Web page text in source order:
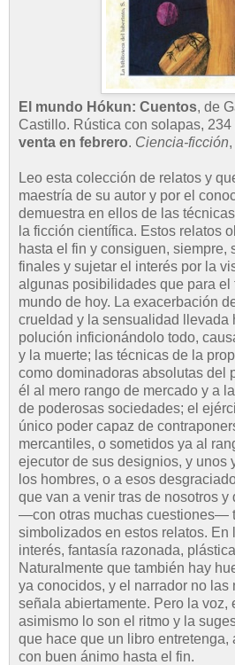
El mundo Hókun: Cuentos, de
Castillo. Rústica con solapas, 234
venta en febrero. Ciencia-ficción
Leo esta colección de relatos y
maestría de su autor y por el
demuestra en ellos de las
la ficción científica. Estos relatos
hasta el fin y consiguen, siempre,
finales y sujetar el interés por la
algunas posibilidades que para el
mundo de hoy. La exacerbación
crueldad y la sensualidad llevada
polución inficionándolo todo,
y la muerte; las técnicas de la
como dominadoras absolutas del
él al mero rango de mercado y a
de poderosas sociedades; el
único poder capaz de
mercantiles, o sometidos ya al
ejecutor de sus designios, y unos
los hombres, o a esos
que van a venir tras de nosotros y
—con otras muchas cuestiones—
simbolizados en estos relatos. En
interés, fantasía razonada,
Naturalmente que también hay
ya conocidos, y el narrador no las
señala abiertamente. Pero la voz,
asimismo lo son el ritmo y la
que hace que un libro entretenga,
con buen ánimo hasta el fin.